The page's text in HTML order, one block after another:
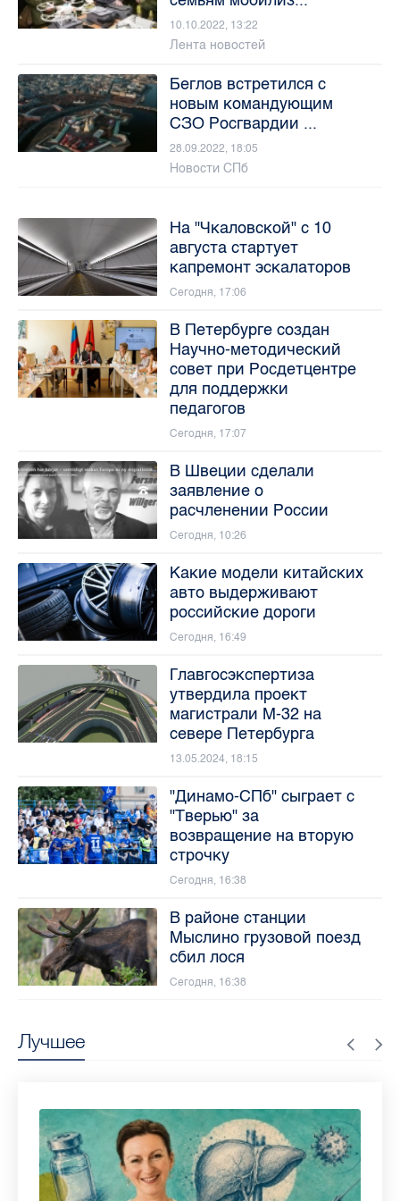
Лучшее
10.10.2022, 13:22
Лента новостей
Беглов встретился с
новым командующим
СЗО Росгвардии ...
28.09.2022, 18:05
Новости СПб
На "Чкаловской" с 10
августа стартует
капремонт эскалаторов
Сегодня, 17:06
В Петербурге создан
Научно-методический
совет при Росдетцентре
для поддержки
педагогов
Сегодня, 17:07
В Швеции сделали
заявление о
расчленении России
Сегодня, 10:26
Какие модели китайских
авто выдерживают
российские дороги
Сегодня, 16:49
Главгосэкспертиза
утвердила проект
магистрали М-32 на
севере Петербурга
13.05.2024, 18:15
"Динамо-СПб" сыграет с
"Тверью" за
возвращение на вторую
строчку
Сегодня, 16:38
В районе станции
Мыслино грузовой поезд
сбил лося
Сегодня, 16:38